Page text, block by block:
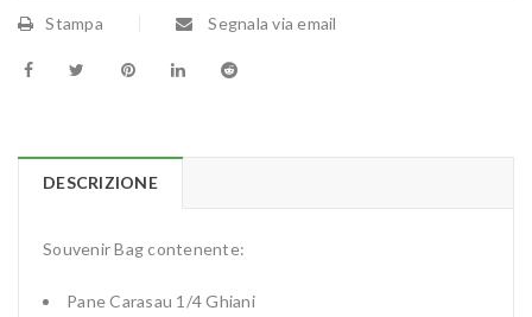
Stampa Segnala via email
DESCRIZIONE
Souvenir Bag contenente:
Pane Carasau 1/4 Ghiani